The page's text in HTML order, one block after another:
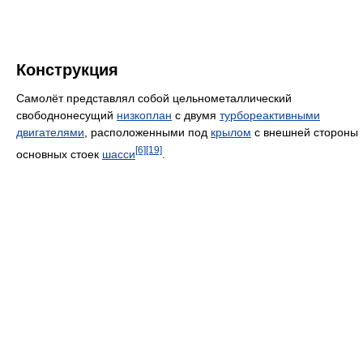
Конструкция
Самолёт представлял собой цельнометаллический
свободнонесущий низкоплан с двумя турбореактивными
двигателями, расположенными под крылом с внешней стороны
основных стоек шасси [6] [19]